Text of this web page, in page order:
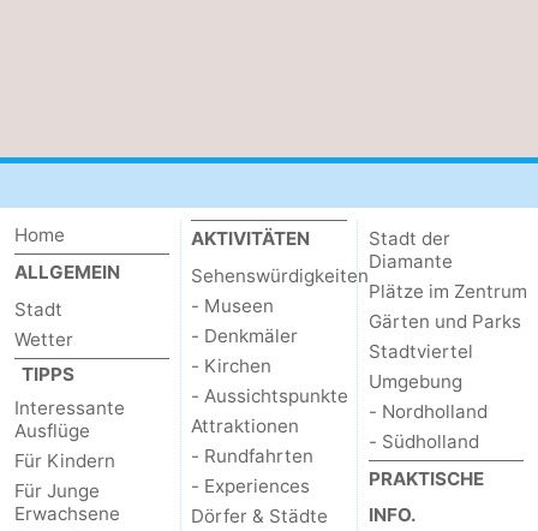
Home
ALLGEMEIN
Stadt
Wetter
TIPPS
Interessante
Ausflüge
Für Kindern
Für Junge
Erwachsene
AKTIVITÄTEN
Sehenswürdigkeiten
- Museen
- Denkmäler
- Kirchen
- Aussichtspunkte
Attraktionen
- Rundfahrten
- Experiences
Dörfer & Städte
Stadt der
Diamante
Plätze im Zentrum
Gärten und Parks
Stadtviertel
Umgebung
- Nordholland
- Südholland
PRAKTISCHE
INFO.